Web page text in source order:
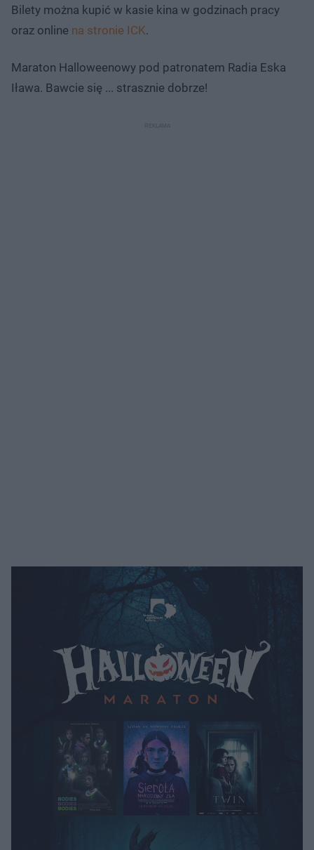
Bilety można kupić w kasie kina w godzinach pracy
oraz online na stronie ICK.
Maraton Halloweenowy pod patronatem Radia Eska
Iława. Bawcie się ... strasznie dobrze!